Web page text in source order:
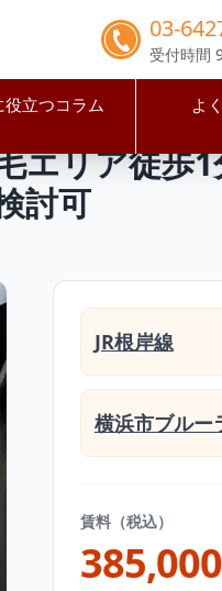
03-
受付時間
役立つコラム よ
浜市・桜木町駅 居抜き物件】
エリア徒歩
討可
JR根岸線
横浜市ブルー
賃料（税込）
385,000